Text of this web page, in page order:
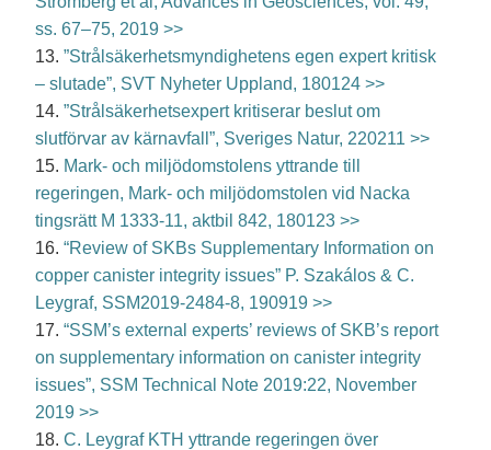
ss. 67–75, 2019 >>
13. ”Strålsäkerhetsmyndighetens egen expert kritisk
– slutade”, SVT Nyheter Uppland, 180124 >>
14. ”Strålsäkerhetsexpert kritiserar beslut om
slutförvar av kärnavfall”, Sveriges Natur, 220211 >>
15. Mark- och miljödomstolens yttrande till
regeringen, Mark- och miljödomstolen vid Nacka
tingsrätt M 1333-11, aktbil 842, 180123 >>
16. “Review of SKBs Supplementary Information on
copper canister integrity issues” P. Szakálos & C.
Leygraf, SSM2019-2484-8, 190919 >>
17. “SSM’s external experts’ reviews of SKB’s report
on supplementary information on canister integrity
issues”, SSM Technical Note 2019:22, November
2019 >>
18. C. Leygraf KTH yttrande regeringen över